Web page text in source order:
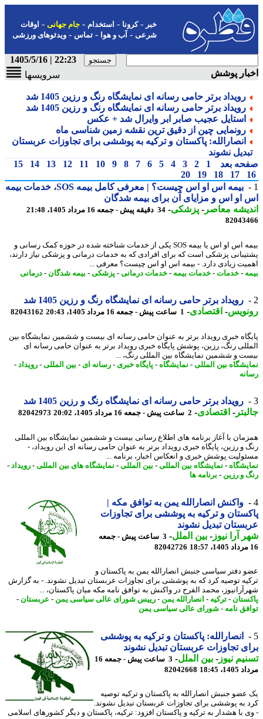
-کرونا-استخدام- جام جهانی-اوقات
شرعی-آب و هوا-تماس-ویدئوهای ورزشی
22:23 | 1405/5/16
پوشش
سرویسها
رویداد برتر حامی رسانه ای نمایشگاه رنگ و رزین 1405 شد
رویداد برتر حامی رسانه ای نمایشگاه رنگ و رزین 1405 شد
استایل عجیب صابر ابر وایرال شد + عکس
رونمایی چین از دقیق ترین نقشه زمین شناسی ماه
انصارالله: پاکستان و ترکیه به پوششی برای تجاوزات عربستان
نشوند
بعد
1
2
3
4
5
6
7
8
9
10
11
12
13
14
15
17
18
19
20
بیمه اس او اس چیست؟ | معرفی کامل بیمه SOS، خدمات بیمه
او اس و مزایای آن برای بیمه شدگان
معاصر-پزشکی-34 دقیقه پیش - جمعه 16 مرداد 1405، 21:48
بیمه اس او اس یا بیمه SOS یکی از خدمات شناخته شده در حوزه کمک رسانی و
پزشکی است که برای افرادی که به خدمات درمانی و پزشکی نیاز دارند،
زیادی دارد. - بیمه اس او اس چیست؟ معرفی ...
-خدمات-خدمات بیمه -خدمات درمانی-پزشکی-بیمه شدگان-درمانی
رویداد برتر حامی رسانه ای نمایشگاه رنگ و رزین 1405 شد
-اقتصادی-1 ساعت پیش - جمعه 16 مرداد 1405، 20:43 82043162
خبری رویداد برتر به عنوان حامی رسانه ای بیست و ششمین نمایشگاه بین
رنگ، رزین، پوشش پایگاه خبری رویداد برتر به عنوان حامی رسانه ای
و ششمین نمایشگاه بین المللی رنگ، ...
بین المللی-نمایشگاه-پایگاه خبری- رسانه ای- بین المللی-رویداد-
رویداد برتر حامی رسانه ای نمایشگاه رنگ و رزین 1405 شد
-اقتصادی-2 ساعت پیش - جمعه 16 مرداد 1405، 20:02 82042973
با آغاز برنامه های اطلاع رسانی بیست و ششمین نمایشگاه بین المللی
و رزین، پایگاه خبری رویداد برتر به عنوان حامی رسانه ای این رویداد، -
پوشش خبری و انعکاس اخبار، برنامه ...
-نمایشگاه بین المللی-بین المللی-نمایشگاه های بین المللی-رویداد-
و رزین - برنامه ها
واکنش انصارالله یمن به توافق مکه |
و ترکیه به پوششی برای تجاوزات
تبدیل نشوند
آرا نیوز-بین الملل-
3 ساعت پیش - جمعه
82042726
دفتر سیاسی جنبش انصارالله یمن به پاکستان و
توصیه کرد که به پوششی برای تجاوزات عربستان تبدیل نشوند. - به گزارش
محمد الفرح در واکنش به توافق نامه مکه میان پاکستان، ...
-ترکیه-انصارالله یمن -رییس شورای عالی سیاسی یمن -عربستان-
نامه -شورای عالی سیاسی یمن
انصارالله: پاکستان و ترکیه به پوششی
تجاوزات عربستان تبدیل نشوند
نیوز-بین الملل-
3 ساعت پیش - جمعه 16
18:45
82042668
جنبش انصارالله به پاکستان و ترکیه توصیه
به پوششی برای تجاوزات عربستان تبدیل نشوند.
با هشدار به ترکیه و پاکستان افزود: ترکیه، پاکستان و دیگر کشورهای اسلامی